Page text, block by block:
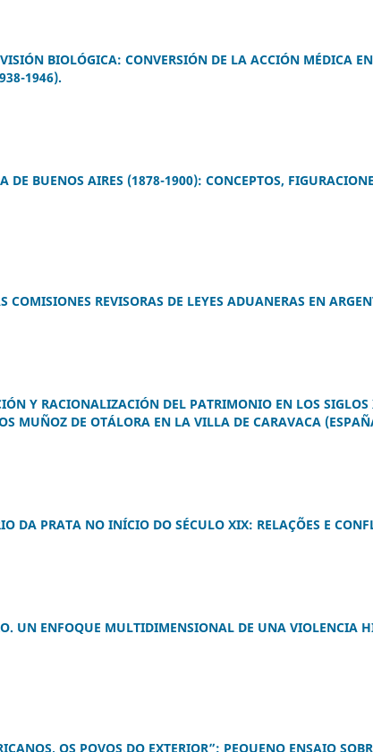
BIOLÓGICA: CONVERSIÓN DE LA ACCIÓN MÉDICA
1946).
DE BUENOS AIRES (1878-1900): CONCEPTOS,
COMISIONES REVISORAS DE LEYES ADUANERAS EN
Y RACIONALIZACIÓN DEL PATRIMONIO EN LOS
MUÑOZ DE OTÁLORA EN LA VILLA DE CARAVACA
DA PRATA NO INÍCIO DO SÉCULO XIX: RELAÇÕES E
UN ENFOQUE MULTIDIMENSIONAL DE UNA VIOLENCIA
OS POVOS DO EXTERIOR”: PEQUENO ENSAIO